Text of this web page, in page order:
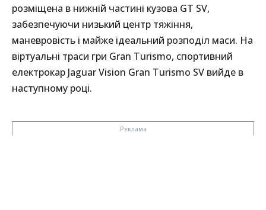
розміщена в нижній частині кузова GT SV,
забезпечуючи низький центр тяжіння,
маневровість і майже ідеальний розподіл маси. На
віртуальні траси гри Gran Turismo, спортивний
електрокар Jaguar Vision Gran Turismo SV вийде в
наступному році.